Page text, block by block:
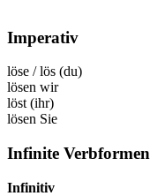
Imperativ
löse /lös (du)
lösen wir
löst (ihr)
lösen Sie
Infinite Verbformen
Infinitiv